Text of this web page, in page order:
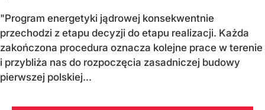
"Program energetyki jądrowej konsekwentnie
przechodzi z etapu decyzji do etapu realizacji. Każda
zakończona procedura oznacza kolejne prace w terenie
i przybliża nas do rozpoczęcia zasadniczej budowy
pierwszej polskiej...